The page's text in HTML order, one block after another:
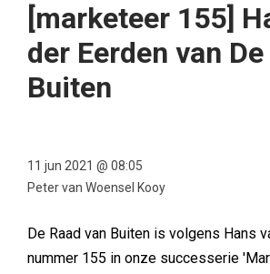
[marketeer 155]
der Eerden van
Buiten
11 jun 2021 @ 08:05
Peter van Woensel Kooy
De Raad van Buiten is volgens Hans
nummer 155 in onze successerie